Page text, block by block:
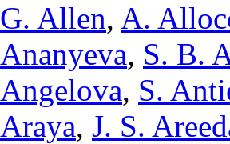
G. Allen, A.
Ananyeva, S. B.
Angelova, S.
Araya, J. S.